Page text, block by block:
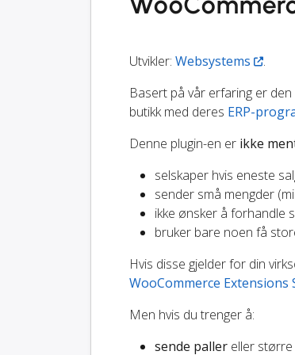
Utvikler: Websystems
.
Basert på vår erfaring er
butikk med deres ERP-
Denne plugin-en er ikke
selskaper hvis eneste
sender små mengder
ikke ønsker å forhandle
bruker bare noen få
Hvis disse gjelder for din
WooCommerce Extensions
Men hvis du trenger å:
sende paller eller større